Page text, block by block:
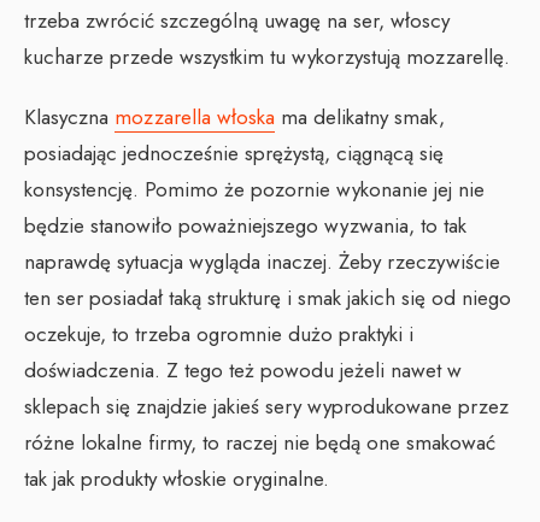
trzeba zwrócić szczególną uwagę na ser, włoscy
kucharze przede wszystkim tu wykorzystują mozzarellę.
Klasyczna mozzarella włoska ma delikatny smak,
posiadając jednocześnie sprężystą, ciągnącą się
konsystencję. Pomimo że pozornie wykonanie jej nie
będzie stanowiło poważniejszego wyzwania, to tak
naprawdę sytuacja wygląda inaczej. Żeby rzeczywiście
ten ser posiadał taką strukturę i smak jakich się od niego
oczekuje, to trzeba ogromnie dużo praktyki i
doświadczenia. Z tego też powodu jeżeli nawet w
sklepach się znajdzie jakieś sery wyprodukowane przez
różne lokalne firmy, to raczej nie będą one smakować
tak jak produkty włoskie oryginalne.